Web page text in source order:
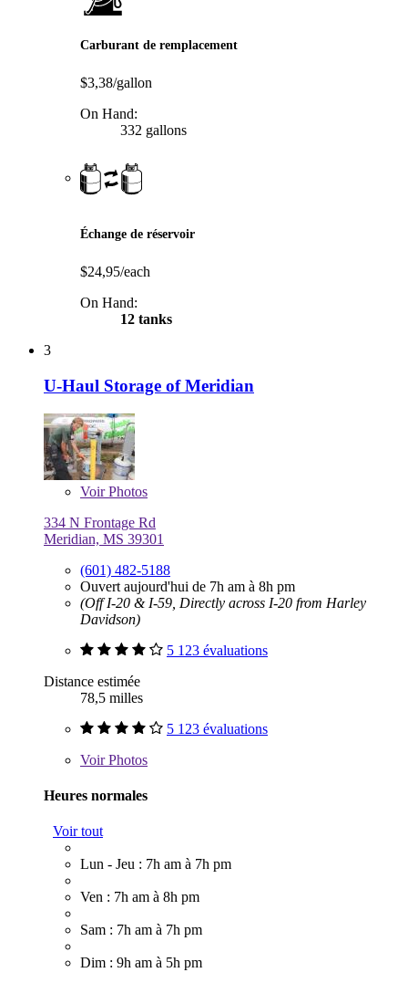
Carburant de remplacement
$3,38/gallon
On Hand:
332 gallons
Échange de réservoir
$24,95/each
On Hand:
12 tanks
3
U-Haul Storage of Meridian
VoirPhotos
334 N Frontage Rd
Meridian, MS 39301
(601) 482-5188
Ouvert aujourd'hui de 7h am à 8h pm
(Off I-20 & I-59, Directly across I-20 from Harley
Davidson)
5 123 évaluations
Distance estimée
78,5 milles
5 123 évaluations
VoirPhotos
Heures normales
Voir tout
Lun - Jeu : 7h am à 7h pm
Ven : 7h am à 8h pm
Sam : 7h am à 7h pm
Dim : 9h am à 5h pm